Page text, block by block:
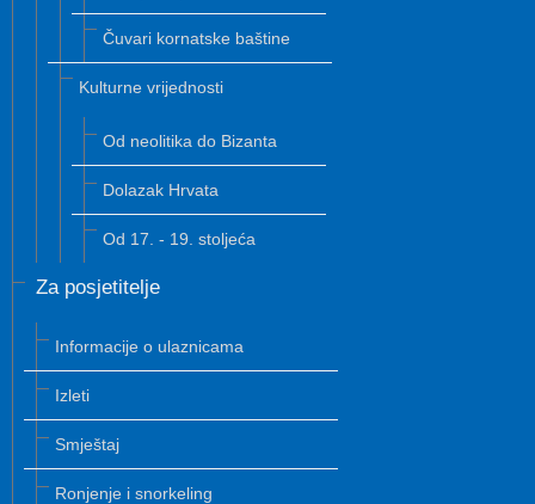
Čuvari kornatske baštine
Kulturne vrijednosti
Od neolitika do Bizanta
Dolazak Hrvata
Od 17. - 19. stoljeća
Za posjetitelje
Informacije o ulaznicama
Izleti
Smještaj
Ronjenje i snorkeling